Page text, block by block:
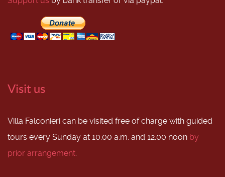
Visit us
Villa Falconieri can be visited free of charge with guided
tours every Sunday at 10.00 a.m. and 12.00 noon by
prior arrangement.